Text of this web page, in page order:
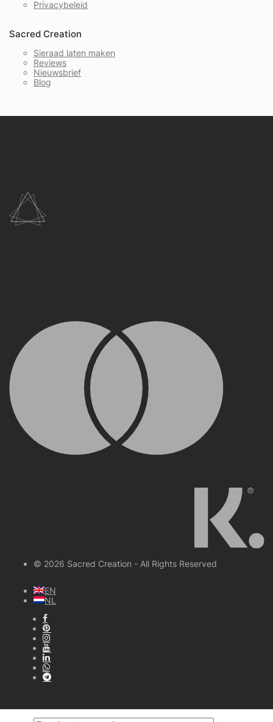
Privacybeleid
Sacred Creation
Sieraad laten maken
Reviews
Nieuwsbrief
Blog
© 2026 Sacred Creation - All Rights Reserved
EN
NL